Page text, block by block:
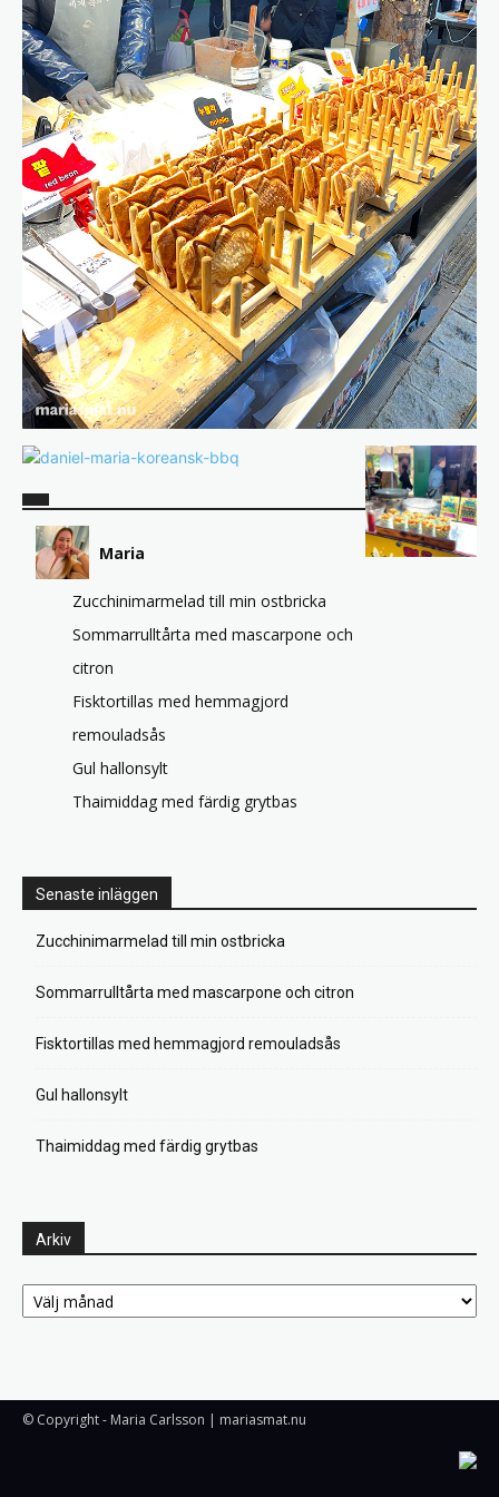
Maria
Zucchinimarmelad till min ostbricka
Sommarrulltårta med mascarpone och
citron
Fisktortillas med hemmagjord
remouladsås
Gul hallonsylt
Thaimiddag med färdig grytbas
Senaste inläggen
Zucchinimarmelad till min ostbricka
Sommarrulltårta med mascarpone och citron
Fisktortillas med hemmagjord remouladsås
Gul hallonsylt
Thaimiddag med färdig grytbas
Arkiv
Arkiv
© Copyright - Maria Carlsson | mariasmat.nu